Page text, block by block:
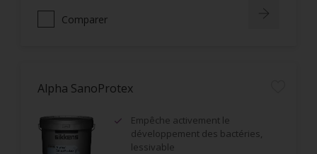
Comparer
Alpha SanoProtex
Empêche activement le
développement des bactéries,
lessivable